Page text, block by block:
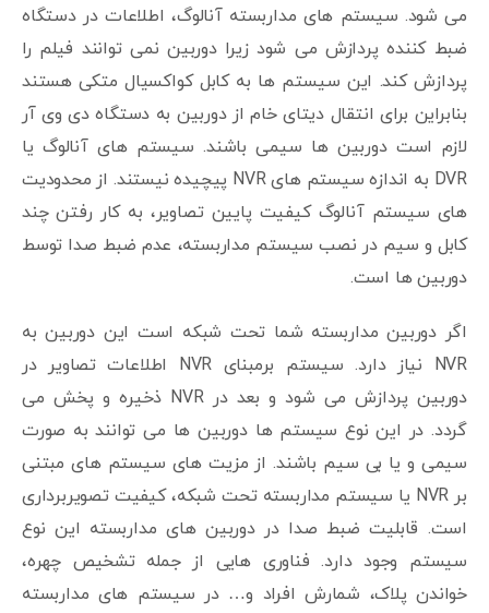
می شود. سیستم های مداربسته آنالوگ، اطلاعات در دستگاه
ضبط کننده پردازش می شود زیرا دوربین نمی توانند فیلم را
پردازش کند. این سیستم ها به کابل کواکسیال متکی هستند
بنابراین برای انتقال دیتای خام از دوربین به دستگاه دی وی آر
لازم است دوربین ها سیمی باشند. سیستم های آنالوگ یا
DVR به اندازه سیستم های NVR پیچیده نیستند. از محدودیت
های سیستم آنالوگ کیفیت پایین تصاویر، به کار رفتن چند
کابل و سیم در نصب سیستم مداربسته، عدم ضبط صدا توسط
دوربین ها است.
اگر دوربین مداربسته شما تحت شبکه است این دوربین به
NVR نیاز دارد. سیستم برمبنای NVR اطلاعات تصاویر در
دوربین پردازش می شود و بعد در NVR ذخیره و پخش می
گردد. در این نوع سیستم ها دوربین ها می توانند به صورت
سیمی و یا بی سیم باشند. از مزیت های سیستم های مبتنی
بر NVR یا سیستم مداربسته تحت شبکه، کیفیت تصویربرداری
است. قابلیت ضبط صدا در دوربین های مداربسته این نوع
سیستم وجود دارد. فناوری هایی از جمله تشخیص چهره،
خواندن پلاک، شمارش افراد و… در سیستم های مداربسته